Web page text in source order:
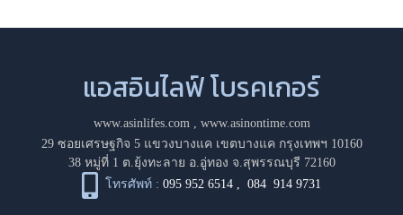
แอสอินไลฟ์ โบรคเกอร์
www.asinlifes.com, www.asinontime.com
29 ซอยเศรษฐกิจ 5 แขวงบางแค เขตบางแค กรุงเทพฯ 10160
38 หมู่ที่ 1 ต.ยุ้งทะลาย อ.อู่ทอง จ.สุพรรณบุรี 72160
โทรศัพท์ : 095 952 6514 ,084 914 9731